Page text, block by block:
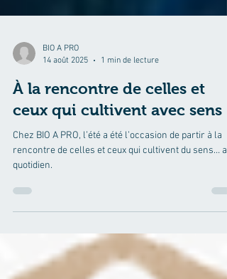
BIO A PRO
14 août 2025
1 min de lecture
À la rencontre de celles et
ceux qui cultivent avec sens !
rencontre de celles et ceux qui cultivent du sens… au